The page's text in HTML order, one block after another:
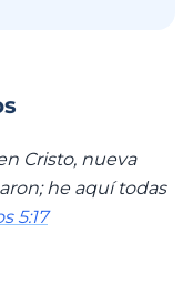
Cristo, nueva
he aquí todas
5:17